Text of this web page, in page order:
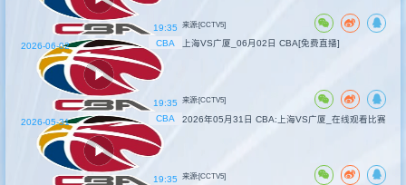
19:35 来源:[CCTV5]
CBA
19:35
2026-06-02 上海VS广厦_06月02日 CBA[免费直播]
来源:[CCTV5]
CBA
19:35
2026-05-31 2026年05月31日 CBA:上海VS广厦_在线观看比赛
来源:[CCTV5]